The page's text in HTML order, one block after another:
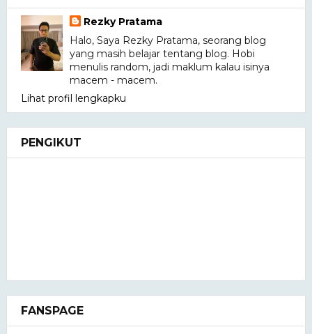
Rezky Pratama
Halo, Saya Rezky Pratama, seorang blog
yang masih belajar tentang blog. Hobi
menulis random, jadi maklum kalau isinya
macem - macem.
Lihat profil lengkapku
PENGIKUT
FANSPAGE